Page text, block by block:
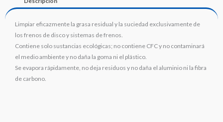
Limpiar eficazmente la grasa residual y la suciedad exclusivamente de
los frenos de disco y sistemas de frenos.
Contiene solo sustancias ecológicas; no contiene CFC y no contaminará
el medio ambiente y no daña la goma ni el plástico.
Se evapora rápidamente, no deja residuos y no daña el aluminio ni la fibra
de carbono.